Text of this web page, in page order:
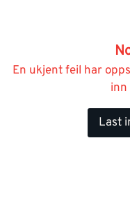
En ukjent feil har
inn
Last